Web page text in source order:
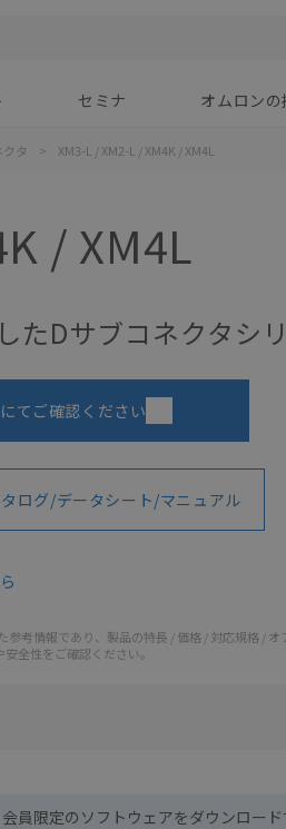
セミナ オムロン
タ > XM3-L / XM2-L / XM4K / XM4L
/ XM4L
たDサブコネクタシ
てご確認ください
タログ/データシート/マニュアル
考情報であり、製品の特長 / 価格 / 対応規格 / オ
全性をご確認ください。
員限定のソフトウェアをダウンロー